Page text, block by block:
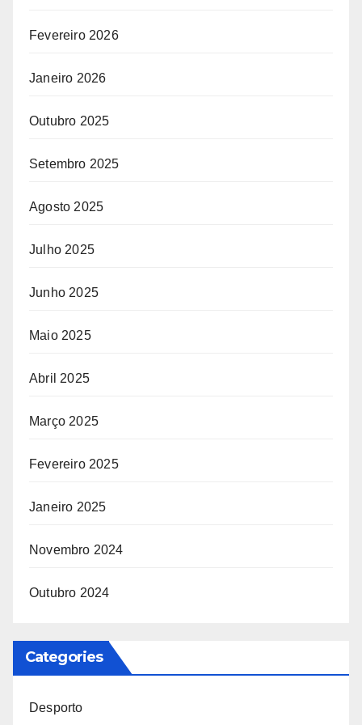
Fevereiro 2026
Janeiro 2026
Outubro 2025
Setembro 2025
Agosto 2025
Julho 2025
Junho 2025
Maio 2025
Abril 2025
Março 2025
Fevereiro 2025
Janeiro 2025
Novembro 2024
Outubro 2024
Categories
Desporto